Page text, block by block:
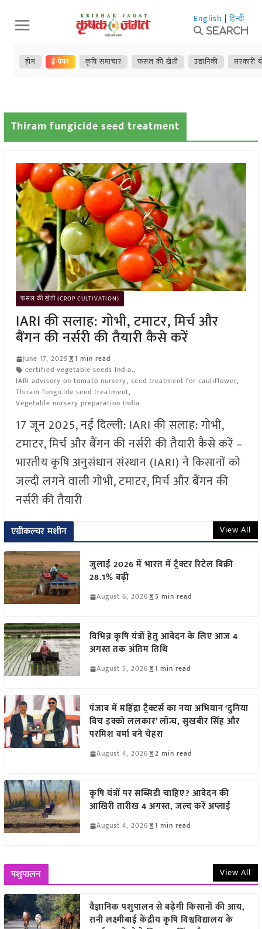
Skip
to
content
English | हिन्दी
Search
होम ई-पेपर कृषि समाचार फसल की खेती उद्यानिकी सरकारी
Thiram fungicide seed treatment
फसल की खेती (CROP CULTIVATION)
IARI की सलाह: गोभी, टमाटर, मिर्च और
बैंगन की नर्सरी की तैयारी कैसे करें
June 17, 2025
1 min read
certified vegetable seeds India.,
IARI advisory on tomato nursery, seed treatment for cauliflower,
Thiram fungicide seed treatment,
Vegetable nursery preparation India
17 जून 2025, नई दिल्ली: IARI की सलाह: गोभी,
टमाटर, मिर्च और बैंगन की नर्सरी की तैयारी कैसे करें –
भारतीय कृषि अनुसंधान संस्थान (IARI) ने किसानों को
जल्दी लगने वाली गोभी, टमाटर, मिर्च और बैंगन की
नर्सरी की तैयारी
एग्रीकल्चर मशीन View All
जुलाई 2026 में भारत में ट्रैक्टर रिटेल बिक्री
28.1% बढ़ी
August 6, 2026 5 min read
विभिन्न कृषि यंत्रों हेतु आवेदन के लिए आज 4
अगस्त तक अंतिम तिथि
August 5, 2026 1 min read
पंजाब में महिंद्रा ट्रैक्टर्स का नया अभियान ‘दुनिया
विच इक्को ललकार’ लॉन्च, सुखबीर सिंह और
परमिश वर्मा बने चेहरा
August 4, 2026 2 min read
कृषि यंत्रों पर सब्सिडी चाहिए? आवेदन की
आखिरी तारीख 4 अगस्त, जल्द करें अप्लाई
August 4, 2026 1 min read
पशुपालन View All
वैज्ञानिक पशुपालन से बढ़ेगी किसानों की आय,
रानी लक्ष्मीबाई केंद्रीय कृषि विश्वविद्यालय के